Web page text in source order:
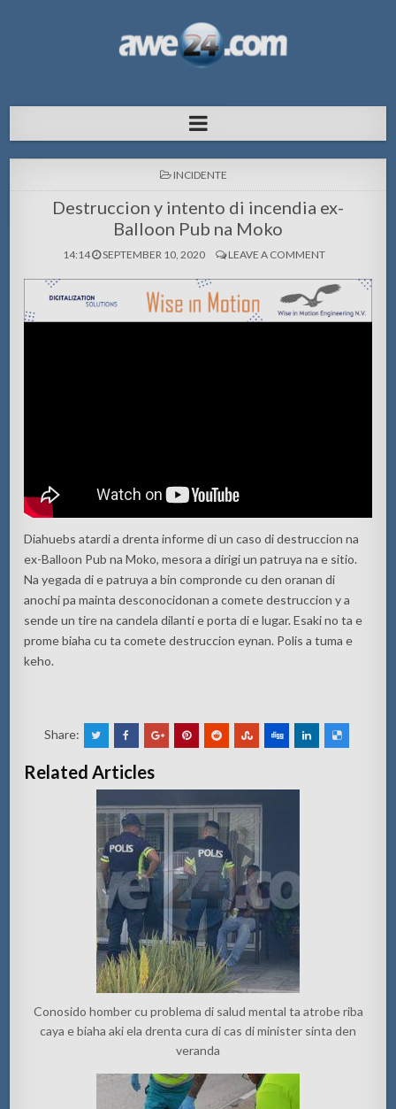
pa Aruba
POSTED
INCIDENTE
Destruccion y intento di incendia ex-
Balloon Pub na Moko
14:14 SEPTEMBER 10, 2020 LEAVE A COMMENT
Diahuebs atardi a drenta informe di un caso di destruccion na
ex-Balloon Pub na Moko, mesora a dirigi un patruya na e sitio.
Na yegada di e patruya a bin compronde cu den oranan di
anochi pa mainta desconocidonan a comete destruccion y a
sende un tire na candela dilanti e porta di e lugar. Esaki no ta e
prome biaha cu ta comete destruccion eynan. Polis a tuma e
keho.
Share:
Related Articles
Conosido homber cu problema di salud mental ta atrobe riba
caya e biaha aki ela drenta cura di cas di minister sinta den
veranda